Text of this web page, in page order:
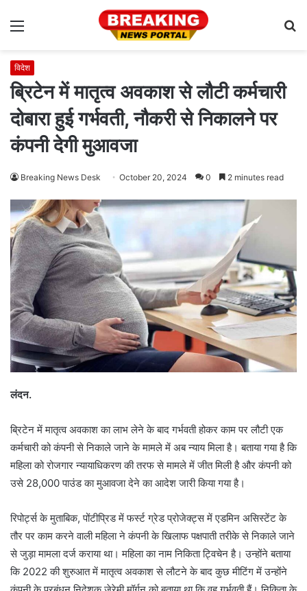
Menu
विदेश
ब्रिटेन में मातृत्व अवकाश से लौटी कर्मचारी
दोबारा हुई गर्भवती, नौकरी से निकालने पर
कंपनी देगी मुआवजा
Breaking News Desk October 20, 2024 0 2 minutes read
लंदन.
ब्रिटेन में मातृत्व अवकाश का लाभ लेने के बाद गर्भवती होकर काम पर लौटी एक
कर्मचारी को कंपनी से निकाले जाने के मामले में अब न्याय मिला है। बताया गया है कि
महिला को रोजगार न्यायाधिकरण की तरफ से मामले में जीत मिली है और कंपनी को
उसे 28,000 पाउंड का मुआवजा देने का आदेश जारी किया गया है।
रिपोर्ट्स के मुताबिक, पोंटीप्रिड में फर्स्ट ग्रेड प्रोजेक्ट्स में एडमिन असिस्टेंट के
तौर पर काम करने वाली महिला ने कंपनी के खिलाफ पक्षपाती तरीके से निकाले जाने
से जुड़ा मामला दर्ज कराया था। महिला का नाम निकिता ट्विचेन है। उन्होंने बताया
कि 2022 की शुरुआत में मातृत्व अवकाश से लौटने के बाद कुछ मीटिंग में उन्होंने